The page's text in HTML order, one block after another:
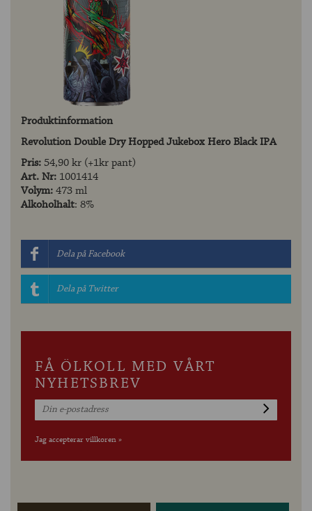
Produktinformation
Revolution Double Dry Hopped Jukebox Hero Black IPA
Pris: 54,90 kr (+1kr pant)
Art. Nr: 1001414
Volym:473 ml
Alkoholhalt: 8%
Dela på Facebook
Dela på Twitter
FÅ ÖLKOLL MED VÅRT
NYHETSBREV
Jag accepterar villkoren »